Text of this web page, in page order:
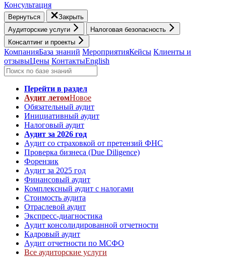
Консультация
Вернуться
Закрыть
Аудиторские услуги
Налоговая безопасность
Консалтинг и проекты
КомпанияБаза знаний МероприятияКейсы Клиенты и
отзывыЦены КонтактыEnglish
Перейти в раздел
Аудит летомНовое
Обязательный аудит
Инициативный аудит
Налоговый аудит
Аудит за 2026 год
Аудит со страховкой от претензий ФНС
Проверка бизнеса (Due Diligence)
Форензик
Аудит за 2025 год
Финансовый аудит
Комплексный аудит с налогами
Стоимость аудита
Отраслевой аудит
Экспресс-диагностика
Аудит консолидированной отчетности
Кадровый аудит
Аудит отчетности по МСФО
Все аудиторские услуги